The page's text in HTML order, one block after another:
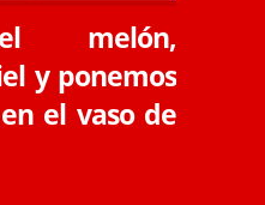
melón,
y ponemos
el vaso de